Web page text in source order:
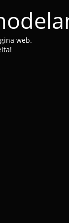
web.